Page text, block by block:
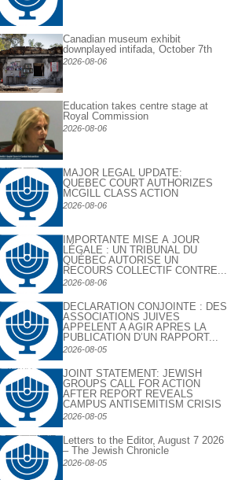
Canadian museum exhibit
downplayed intifada, October 7th
2026-08-06
Education takes centre stage at
Royal Commission
2026-08-06
MAJOR LEGAL UPDATE:
QUEBEC COURT AUTHORIZES
MCGILL CLASS ACTION
2026-08-06
IMPORTANTE MISE À JOUR
LÉGALE : UN TRIBUNAL DU
QUÉBEC AUTORISE UN
RECOURS COLLECTIF CONTRE...
2026-08-06
DECLARATION CONJOINTE : DES
ASSOCIATIONS JUIVES
APPELENT A AGIR APRES LA
PUBLICATION D’UN RAPPORT...
2026-08-05
JOINT STATEMENT: JEWISH
GROUPS CALL FOR ACTION
AFTER REPORT REVEALS
CAMPUS ANTISEMITISM CRISIS
2026-08-05
Letters to the Editor, August 7 2026
– The Jewish Chronicle
2026-08-05